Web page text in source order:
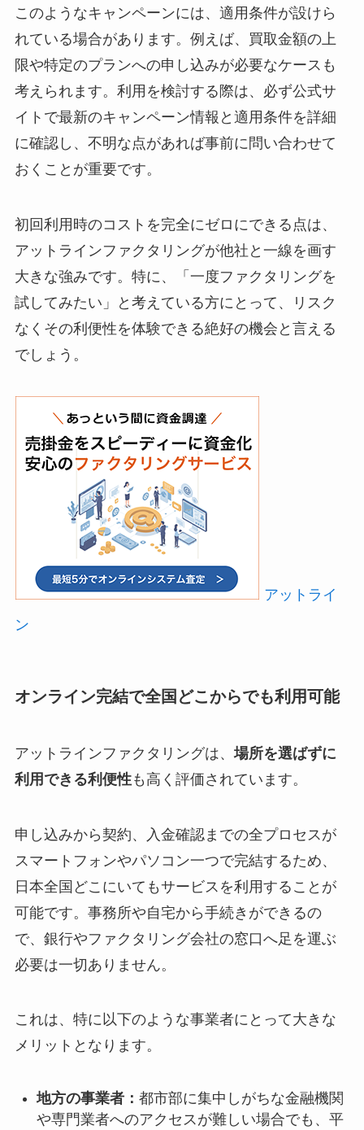
このようなキャンペーンには、適用条件が設けら
れている場合があります。例えば、買取金額の上
限や特定のプランへの申し込みが必要なケースも
考えられます。利用を検討する際は、必ず公式サ
イトで最新のキャンペーン情報と適用条件を詳細
に確認し、不明な点があれば事前に問い合わせて
おくことが重要です。
初回利用時のコストを完全にゼロにできる点は、
アットラインファクタリングが他社と一線を画す
大きな強みです。特に、「一度ファクタリングを
試してみたい」と考えている方にとって、リスク
なくその利便性を体験できる絶好の機会と言える
でしょう。
アットライ
ン
オンライン完結で全国どこからでも利用可能
アットラインファクタリングは、場所を選ばずに
利用できる利便性も高く評価されています。
申し込みから契約、入金確認までの全プロセスが
スマートフォンやパソコン一つで完結するため、
日本全国どこにいてもサービスを利用することが
可能です。事務所や自宅から手続きができるの
で、銀行やファクタリング会社の窓口へ足を運ぶ
必要は一切ありません。
これは、特に以下のような事業者にとって大きな
メリットとなります。
地方の事業者： 都市部に集中しがちな金融機関
や専門業者へのアクセスが難しい場合でも、平